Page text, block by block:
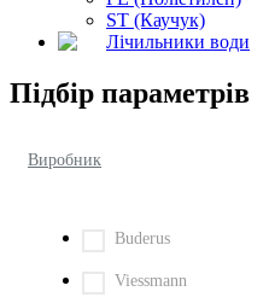
ST (Каучук)
Лічильники води
Підбір параметрів
Виробник
Buderus
Viessmann